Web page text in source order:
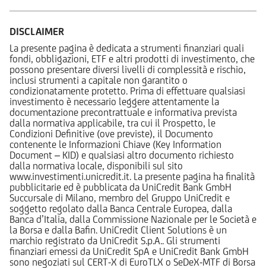
DISCLAIMER
La presente pagina è dedicata a strumenti finanziari quali
fondi, obbligazioni, ETF e altri prodotti di investimento, che
possono presentare diversi livelli di complessità e rischio,
inclusi strumenti a capitale non garantito o
condizionatamente protetto. Prima di effettuare qualsiasi
investimento è necessario leggere attentamente la
documentazione precontrattuale e informativa prevista
dalla normativa applicabile, tra cui il Prospetto, le
Condizioni Definitive (ove previste), il Documento
contenente le Informazioni Chiave (Key Information
Document – KID) e qualsiasi altro documento richiesto
dalla normativa locale, disponibili sul sito
www.investimenti.unicredit.it. La presente pagina ha finalità
pubblicitarie ed è pubblicata da UniCredit Bank GmbH
Succursale di Milano, membro del Gruppo UniCredit e
soggetto regolato dalla Banca Centrale Europea, dalla
Banca d’Italia, dalla Commissione Nazionale per le Società e
la Borsa e dalla Bafin. UniCredit Client Solutions è un
marchio registrato da UniCredit S.p.A.. Gli strumenti
finanziari emessi da UniCredit SpA e UniCredit Bank GmbH
sono negoziati sul CERT-X di EuroTLX o SeDeX-MTF di Borsa